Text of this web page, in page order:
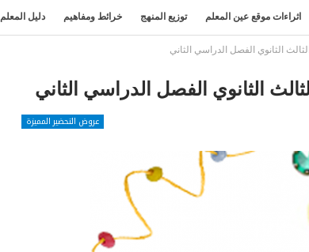
اثراءات موقع عين المعلم توزيع المنهج خرائط ومفاهيم دليل المعلم
الثانوي الفصل الدراسي الثاني
الثانوي الفصل الدراسي الثاني
عروض التحضير المميزة